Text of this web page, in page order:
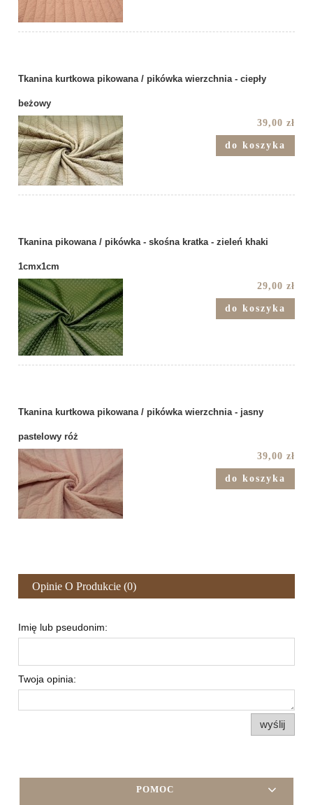
Tkanina kurtkowa pikowana / pikówka wierzchnia - ciepły
beżowy
39,00 zł
do koszyka
Tkanina pikowana / pikówka - skośna kratka - zieleń khaki
1cmx1cm
29,00 zł
do koszyka
Tkanina kurtkowa pikowana / pikówka wierzchnia - jasny
pastelowy róż
39,00 zł
do koszyka
Opinie O Produkcie (0)
Imię lub pseudonim:
Twoja opinia:
wyślij
POMOC